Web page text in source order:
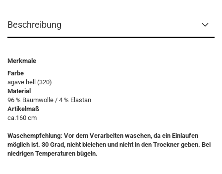
Beschreibung
Merkmale
Farbe
agave hell (320)
Material
96 % Baumwolle / 4 % Elastan
Artikelmaß
ca.160 cm
Waschempfehlung: Vor dem Verarbeiten waschen, da ein Einlaufen
möglich ist. 30 Grad, nicht bleichen und nicht in den Trockner geben. Bei
niedrigen Temperaturen bügeln.